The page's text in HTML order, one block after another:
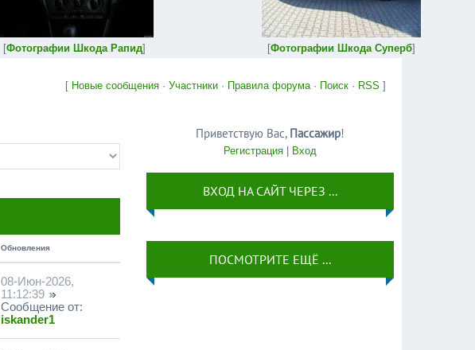
[Фотографии Шкода Рапид] [Фотографии Шкода Суперб]
[ Новые сообщения · Участники · Правила форума· Поиск · RSS ]
Обновления
08-Июн-2026,
11:12:39
Сообщение от:
iskander1
Приветствую Вас, Пассажир!
Регистрация| Вход
ВХОД НА САЙТ ЧЕРЕЗ ...
ПОСМОТРИТЕ ЕЩЁ ...